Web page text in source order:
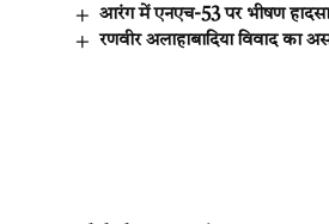
आरंग में एनएच-53 पर भीषण
रणवीर अलाहाबादिया विवाद का